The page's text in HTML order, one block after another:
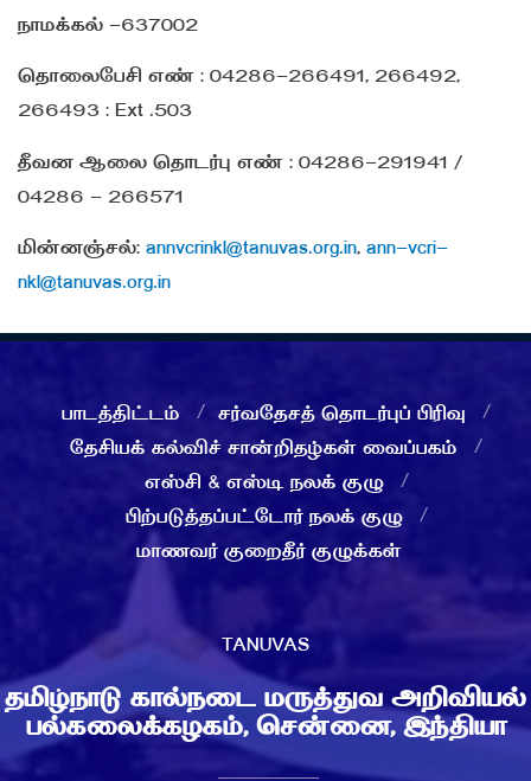
நாமக்கல் -637002
தொலைபேசி எண் : 04286-266491, 266492,
266493 : Ext .503
தீவன ஆலை தொடர்பு எண் : 04286-291941 /
04286 - 266571
மின்னஞ்சல்: annvcrinkl@tanuvas.org.in, ann-vcri-
nkl@tanuvas.org.in
பாடத்திட்டம்
சர்வதேசத் தொடர்புப் பிரிவு
தேசியக் கல்விச் சான்றிதழ்கள் வைப்பகம்
எஸ்சி & எஸ்டி நலக் குழு
பிற்படுத்தப்பட்டோர் நலக் குழு
மாணவர் குறைதீர் குழுக்கள்
TANUVAS
தமிழ்நாடு கால்நடை மருத்துவ அறிவியல்
பல்கலைக்கழகம், சென்னை, இந்தியா